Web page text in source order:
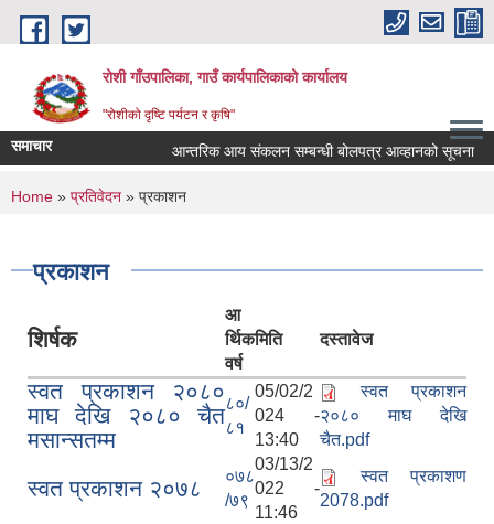
Skip to main content
रोशी गाँउपालिका, गाउँ कार्यपालिकाको कार्यालय
"रोशीको दृष्टि पर्यटन र कृषि"
समाचार आन्तरिक आय संकलन सम्बन्धी बोलपत्र आव्हानको सूचना
You are here
Home » प्रतिवेदन » प्रकाशन
प्रकाशन
शिर्षक
आ
र्थिक
वर्ष
मिति दस्तावेज
स्वत प्रकाशन २०८०
माघ देखि २०८० चैत
मसान्सतम्म
८०/
८१
05/02/2
024 -
13:40
स्वत प्रकाशन
२०८० माघ देखि
चैत.pdf
स्वत प्रकाशन २०७८
०७८
/७९
03/13/2
022 -
11:46
स्वत प्रकाशण
2078.pdf